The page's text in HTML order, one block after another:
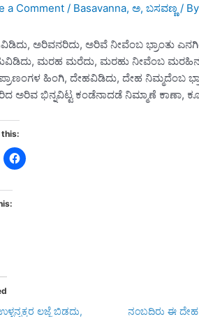
a Comment / Basavanna,ಅ,ಬಸವಣ್ಣ /
ಅರಿವನರಿದು, ಅರಿವೆ ನೀವೆಂಬ ಭ್ರಾಂತು
ಮರಹ ಮರೆದು, ಮರಹು ನೀವೆಂಬ
ಹಿಂಗಿ, ದೇಹವಿಡಿದು, ದೇಹ ನಿಮ್ಮದೆಂಬ
ಅರಿವ ಭಿನ್ನವಿಟ್ಟ ಕಂಡೆನಾದಡೆ ನಿಮ್ಮಾಣೆ ಕಾಣಾ,
this:
ಲಜ್ಜೆ ಬಿಡದು,
ನಂಬದಿರು ಈ ದೇಹ